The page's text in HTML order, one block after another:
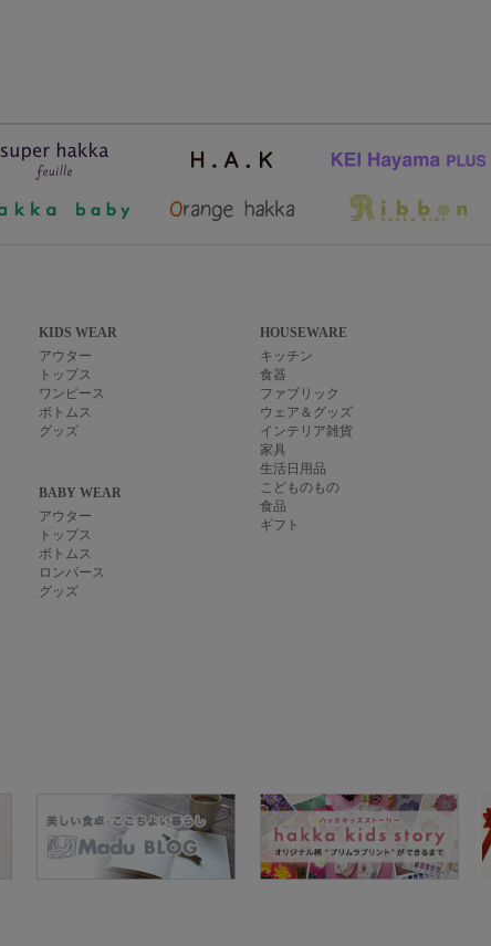
KIDS WEAR
アウター
トップス
ワンピース
ボトムス
グッズ
BABY WEAR
アウター
トップス
ボトムス
ロンパース
グッズ
HOUSEWARE
キッチン
食器
ファブリック
ウェア＆グッズ
インテリア雑貨
家具
生活日用品
こどものもの
食品
ギフト